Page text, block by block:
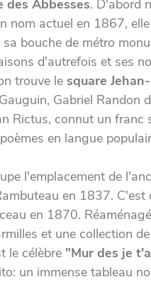
des Abbesses. D'abord
nom actuel en 1867,
bouche de métro
d'autrefois et ses
trouve le square
Gabriel Randon
Rictus, connut un franc
en langue
l'emplacement de
en 1837. C'est
en 1870.
et une collection
le célèbre "Mur des je
un immense tableau